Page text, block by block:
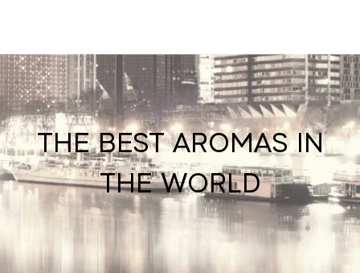
THE BEST AROMAS IN
THE WORLD